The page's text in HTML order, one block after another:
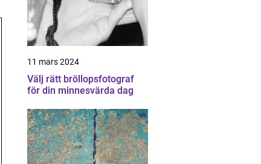
11 mars 2024
Välj rätt bröllopsfotograf
för din minnesvärda dag